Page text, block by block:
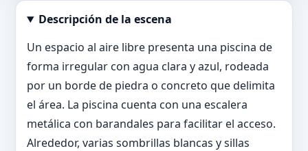
Abrir imagen en tamaño completo
Descripción de la escena
Un espacio al aire libre presenta una piscina de
forma irregular con agua clara y azul, rodeada
por un borde de piedra o concreto que delimita
el área. La piscina cuenta con una escalera
metálica con barandales para facilitar el acceso.
Alrededor, varias sombrillas blancas y sillas